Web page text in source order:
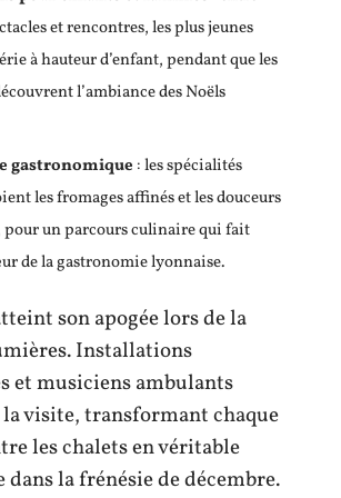
et rencontres, les plus jeunes
à hauteur d’enfant, pendant que les
l’ambiance des Noëls
gastronomique : les spécialités
les fromages affinés et les douceurs
pour un parcours culinaire qui fait
de la gastronomie lyonnaise.
son apogée lors de la
Installations
et musiciens ambulants
visite, transformant chaque
les chalets en véritable
dans la frénésie de décembre.